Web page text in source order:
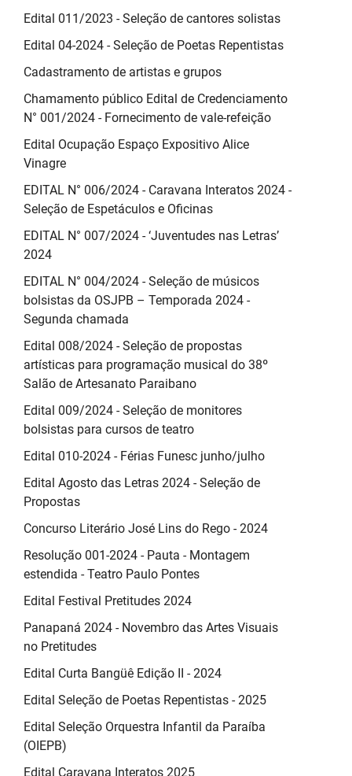
Edital 011/2023 - Seleção de cantores solistas
Edital 04-2024 - Seleção de Poetas Repentistas
Cadastramento de artistas e grupos
Chamamento público Edital de Credenciamento
N° 001/2024 - Fornecimento de vale-refeição
Edital Ocupação Espaço Expositivo Alice
Vinagre
EDITAL N° 006/2024 - Caravana Interatos 2024 -
Seleção de Espetáculos e Oficinas
EDITAL N° 007/2024 - ‘Juventudes nas Letras’
2024
EDITAL N° 004/2024 - Seleção de músicos
bolsistas da OSJPB – Temporada 2024 -
Segunda chamada
Edital 008/2024 - Seleção de propostas
artísticas para programação musical do 38º
Salão de Artesanato Paraibano
Edital 009/2024 - Seleção de monitores
bolsistas para cursos de teatro
Edital 010-2024 - Férias Funesc junho/julho
Edital Agosto das Letras 2024 - Seleção de
Propostas
Concurso Literário José Lins do Rego - 2024
Resolução 001-2024 - Pauta - Montagem
estendida - Teatro Paulo Pontes
Edital Festival Pretitudes 2024
Panapaná 2024 - Novembro das Artes Visuais
no Pretitudes
Edital Curta Bangüê Edição II - 2024
Edital Seleção de Poetas Repentistas - 2025
Edital Seleção Orquestra Infantil da Paraíba
(OIEPB)
Edital Caravana Interatos 2025